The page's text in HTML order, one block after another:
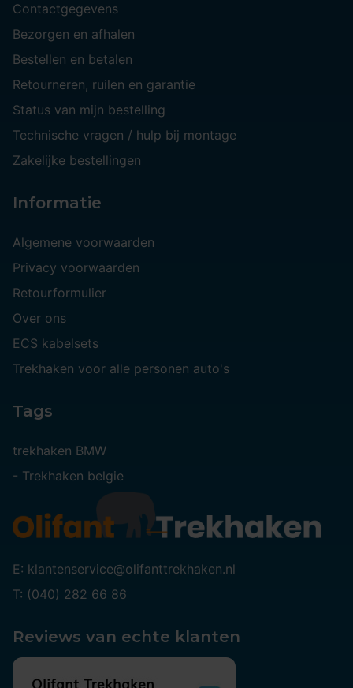
Contactgegevens
Bezorgen en afhalen
Bestellen en betalen
Retourneren, ruilen en garantie
Status van mijn bestelling
Technische vragen / hulp bij montage
Zakelijke bestellingen
Informatie
Algemene voorwaarden
Privacy voorwaarden
Retourformulier
Over ons
ECS kabelsets
Trekhaken voor alle personen auto's
Tags
trekhaken BMW
- Trekhaken belgie
E: klantenservice@olifanttrekhaken.nl
T: (040) 282 66 86
Reviews van echte klanten